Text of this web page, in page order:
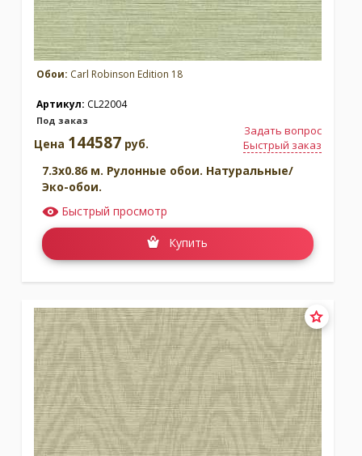
Обои: Carl Robinson Edition 18
Артикул: CL22004
Под заказ
Задать вопрос
Быстрый заказ
Цена 144587 руб.
7.3x0.86 м. Рулонные обои. Натуральные/
Эко-обои.
Быстрый просмотр
Купить